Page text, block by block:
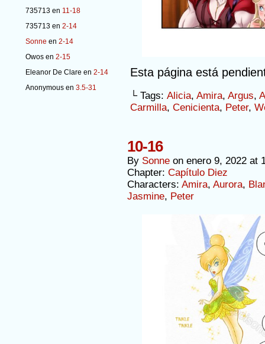
735713 en 11-18
735713 en 2-14
Sonne en 2-14
Owos en 2-15
Eleanor De Clare en 2-14
Anonymous en 3.5-31
Esta página está
└ Tags: Alicia, Amira, Argus,
Carmilla, Cenicienta, Peter,
10-16
By Sonne on enero 9, 2022 at
Chapter: Capítulo Diez
Characters: Amira, Aurora,
Jasmine, Peter